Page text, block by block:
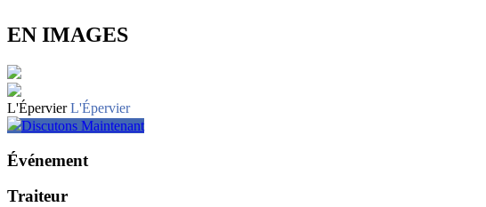
EN IMAGES
L'Épervier L'Épervier
Discutons Maintenant
Événement
Traiteur